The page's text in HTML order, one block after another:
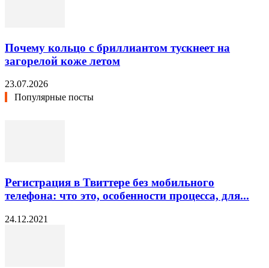
Почему кольцо с бриллиантом тускнеет на
загорелой коже летом
23.07.2026
Популярные посты
Регистрация в Твиттере без мобильного
телефона: что это, особенности процесса, для...
24.12.2021